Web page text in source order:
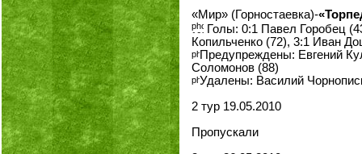
«Мир» (Горностаевка)-
Голы: 0:1 Павел Горобец
Копильченко (72), 3:1 Иван
Предупреждены: Евгений
Соломонов (88)
Удалены: Василий
2 тур 19.05.2010
Пропускали